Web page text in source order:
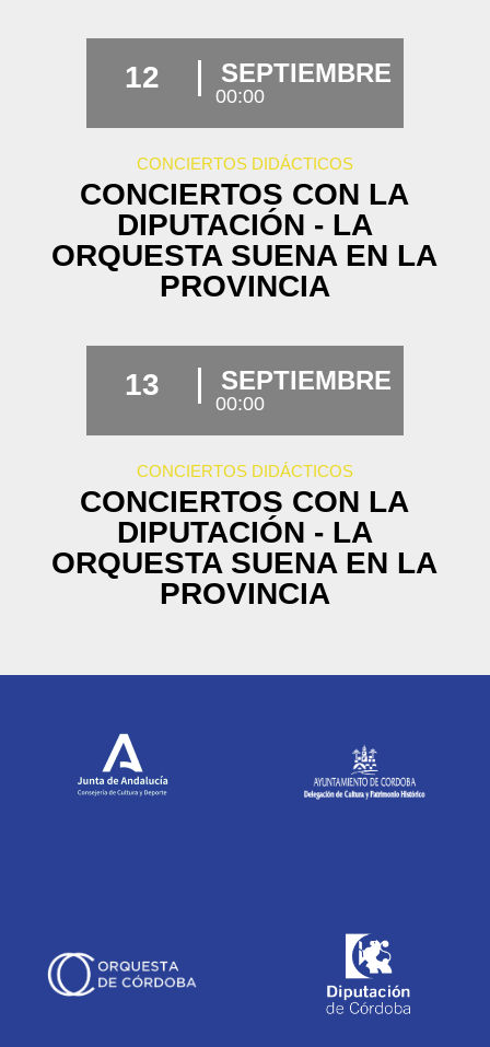
12 SEPTIEMBRE
00:00
CONCIERTOS DIDÁCTICOS
CONCIERTOS CON LA
DIPUTACIÓN - LA
ORQUESTA SUENA EN LA
PROVINCIA
13 SEPTIEMBRE
00:00
CONCIERTOS DIDÁCTICOS
CONCIERTOS CON LA
DIPUTACIÓN - LA
ORQUESTA SUENA EN LA
PROVINCIA